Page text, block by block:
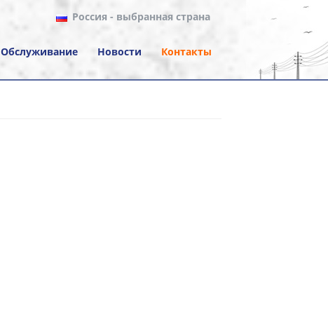
Россия - выбранная страна
Обслуживание Новости Контакты